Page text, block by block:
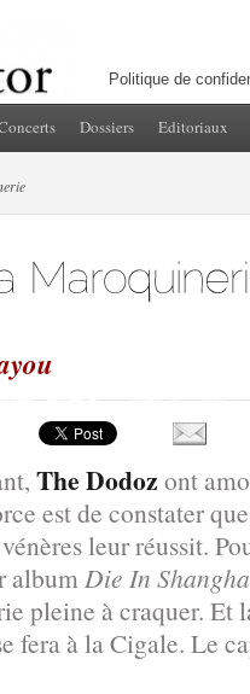
Politique de
Dossiers Editoriaux
The Dodoz ont
est de constater
leur réussit.
albumDie In
pleine à craquer. Et
à la Cigale. Le